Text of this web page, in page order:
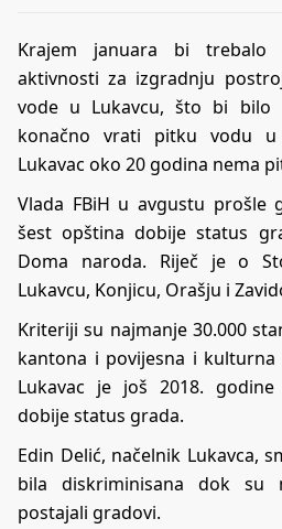
Krajem januara bi trebalo
aktivnosti za izgradnju
vode u Lukavcu, što bi bilo
konačno vrati pitku vodu u
Lukavac oko 20 godina nema
Vlada FBiH u avgustu prošle
šest opština dobije status
Doma naroda. Riječ je o
Lukavcu, Konjicu, Orašju i
Kriteriji su najmanje 30.000
kantona i povijesna i kulturna
Lukavac je još 2018.
dobije status grada.
Edin Delić, načelnik Lukavca,
bila diskriminisana dok su
postajali gradovi.